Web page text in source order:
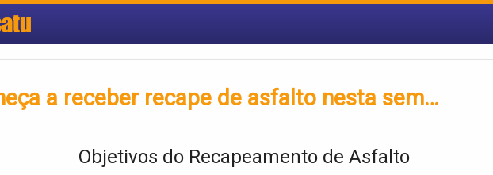
a receber recape de asfalto nesta sem…
Objetivos do Recapeamento de Asfalto